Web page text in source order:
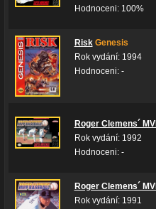
Hodnoceni: 100%
Risk Genesis
Rok vydání: 1994
Hodnoceni: -
Roger Clemens´
Rok vydání: 1992
Hodnoceni: -
Roger Clemens´
Rok vydání: 1991